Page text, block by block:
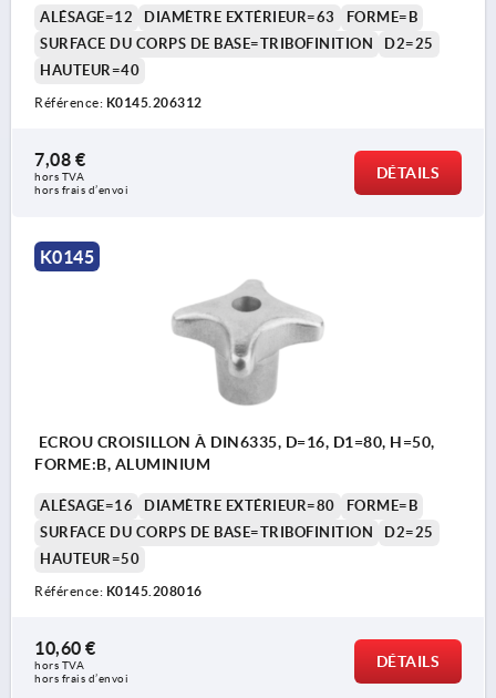
ALÉSAGE=12 DIAMÈTRE EXTÉRIEUR=63
FORME=B
SURFACE DU CORPS DE BASE=TRIBOFINITION
D2=25
HAUTEUR=40
Référence: K0145.206312
7,08 €
hors TVA
hors frais d’envoi
DÉTAILS
K0145
ECROU CROISILLON À DIN6335, D=16, D1=80, H=50,
FORME:B, ALUMINIUM
ALÉSAGE=16 DIAMÈTRE EXTÉRIEUR=80
FORME=B
SURFACE DU CORPS DE BASE=TRIBOFINITION
D2=25
HAUTEUR=50
Référence: K0145.208016
10,60 €
hors TVA
hors frais d’envoi
DÉTAILS